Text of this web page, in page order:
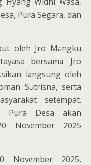
Pura Segara, dan
oleh Jro Mangku
bersama Jro
langsung oleh
Sutrisna, serta
setempat.
Pura Desa akan
November 2025
November 2025,